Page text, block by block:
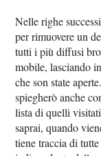
Nelle righe
per rimuovere un
tutti i più diffusi
mobile, lasciando
che son state
spiegherò anche
lista di quelli
saprai, quando
tiene traccia di